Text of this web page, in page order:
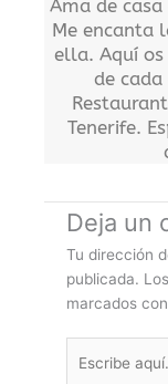
Ama de
Me encanta
ella. Aquí os
de cada
Tenerife.
Deja un
Tu dirección
publicada.
marcados con
aquí...